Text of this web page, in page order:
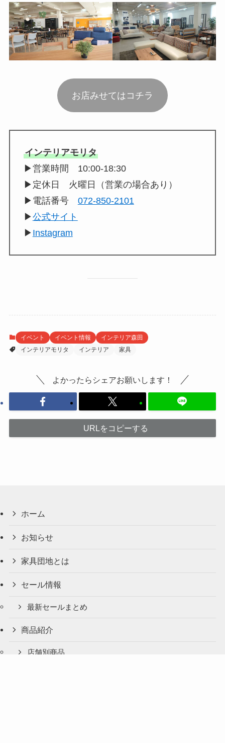
お店みせてはコチラ
インテリアモリタ
▶︎営業時間 10:00-18:30
▶︎定休日 火曜日（営業の場合あり）
▶︎電話番号 072-850-2101
▶︎公式サイト
▶︎ Instagram
イベント イベント情報
インテリア森田
インテリアモリタ
インテリア 家具
よかったらシェアお願いします！
URLをコピーする
ホーム
お知らせ
家具団地とは
セール情報
最新セールまとめ
商品紹介
店舗別商品